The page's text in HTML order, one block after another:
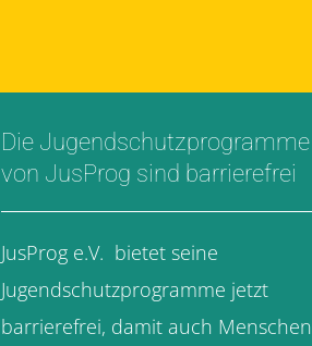
Die Jugendschutzprogramme
von JusProg sind barrierefrei
JusProg e.V. bietet seine
Jugendschutzprogramme jetzt
barrierefrei, damit auch Menschen